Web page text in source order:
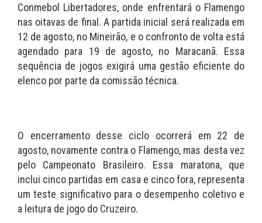
Conmebol Libertadores, onde enfrentará o Flamengo
nas oitavas de final. A partida inicial será realizada em
12 de agosto, no Mineirão, e o confronto de volta está
agendado para 19 de agosto, no Maracanã. Essa
sequência de jogos exigirá uma gestão eficiente do
elenco por parte da comissão técnica.
O encerramento desse ciclo ocorrerá em 22 de
agosto, novamente contra o Flamengo, mas desta vez
pelo Campeonato Brasileiro. Essa maratona, que
inclui cinco partidas em casa e cinco fora, representa
um teste significativo para o desempenho coletivo e
a leitura de jogo do Cruzeiro.